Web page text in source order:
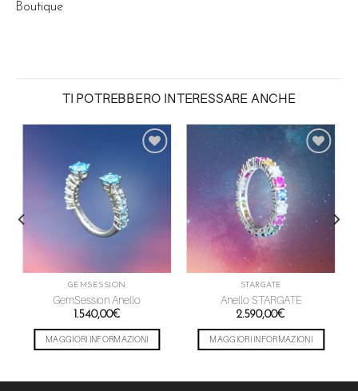
Boutique
TI POTREBBERO INTERESSARE ANCHE
GEMSESSION
GemSession Anello
1.540,00€
MAGGIORI INFORMAZIONI
alla lista
desideri
STARGATE
Anello STARGATE
2.590,00€
MAGGIORI INFORMAZIONI